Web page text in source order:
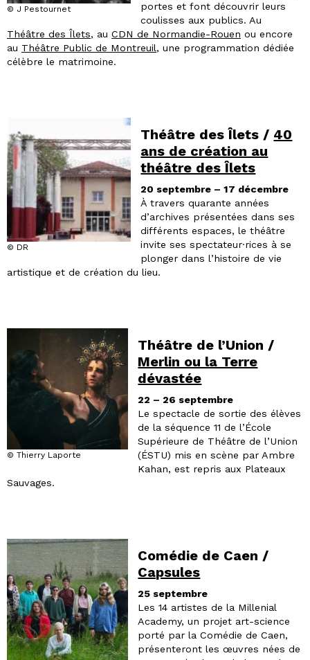
© J Pestournet
portes et font découvrir leurs
coulisses aux publics. Au
Théâtre des Îlets, au CDN de Normandie-Rouen ou encore
au Théâtre Public de Montreuil, une programmation dédiée
célèbre le matrimoine.
© DR
Théâtre des Îlets / 40
ans de création au
théâtre des Îlets
20 septembre – 17 décembre
À travers quarante années
d’archives présentées dans ses
différents espaces, le théâtre
invite ses spectateur·rices à se
plonger dans l’histoire de vie
artistique et de création du lieu.
© Thierry Laporte
Théâtre de l’Union /
Merlin ou la Terre
dévastée
22 – 26 septembre
Le spectacle de sortie des élèves
de la séquence 11 de l’École
Supérieure de Théâtre de l’Union
(ÉSTU) mis en scène par Ambre
Kahan, est repris aux Plateaux
Sauvages.
Comédie de Caen /
Capsules
25 septembre
Les 14 artistes de la Millenial
Academy, un projet art-science
porté par la Comédie de Caen,
présenteront les œuvres nées de